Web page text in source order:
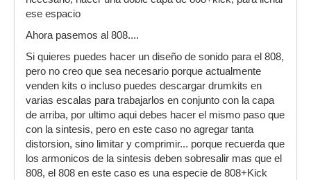
ese espacio
Ahora pasemos al 808....
Si quieres puedes hacer un diseño de sonido para el 808,
pero no creo que sea necesario porque actualmente
venden kits o incluso puedes descargar drumkits en
varias escalas para trabajarlos en conjunto con la capa
de arriba, por ultimo aqui debes hacer el mismo paso que
con la sintesis, pero en este caso no agregar tanta
distorsion, sino limitar y comprimir... porque recuerda que
los armonicos de la sintesis deben sobresalir mas que el
808, el 808 en este caso es una especie de 808+Kick